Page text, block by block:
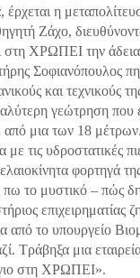
έρχεται η
Ζάχο,
στη ΧΡΩΠΕΙ την
Σοφιανόπουλος
και τεχνικούς
γεώτρηση που
από μια των 18
με τις υδροστατικές
φορτηγά
πω το μυστικό – πώς
επιχειρηματίας
από το υπουργείο
Τράβηξα μια
στη ΧΡΩΠΕΙ».